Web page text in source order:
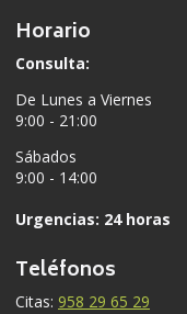
Horario
Consulta:
De Lunes a Viernes
9:00 - 21:00
Sábados
9:00 - 14:00
Urgencias: 24 horas
Teléfonos
Citas: 958 29 65 29